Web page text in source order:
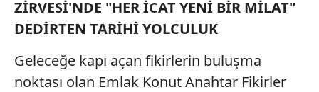
ZİRVESİ'NDE "HER İCAT YENİ BİR MİLAT"
DEDİRTEN TARİHİ YOLCULUK
Geleceğe kapı açan fikirlerin buluşma
noktası olan Emlak Konut Anahtar Fikirler